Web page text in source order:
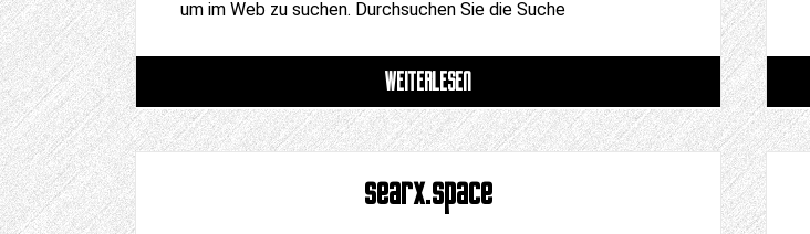
um im Web zu suchen. Durchsuchen Sie die Suche
WEITERLESEN
searx.space